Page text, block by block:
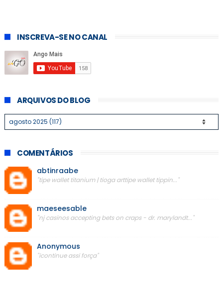
INSCREVA-SE NO CANAL
ARQUIVOS DO BLOG
COMENTÁRIOS
abtinraabe
"tipe wallet titanium | tioga arttipe wallet tippin..."
maeseesable
"nj casinos accepting bets on craps - dr. marylandt..."
Anonymous
"icontinue assi força"